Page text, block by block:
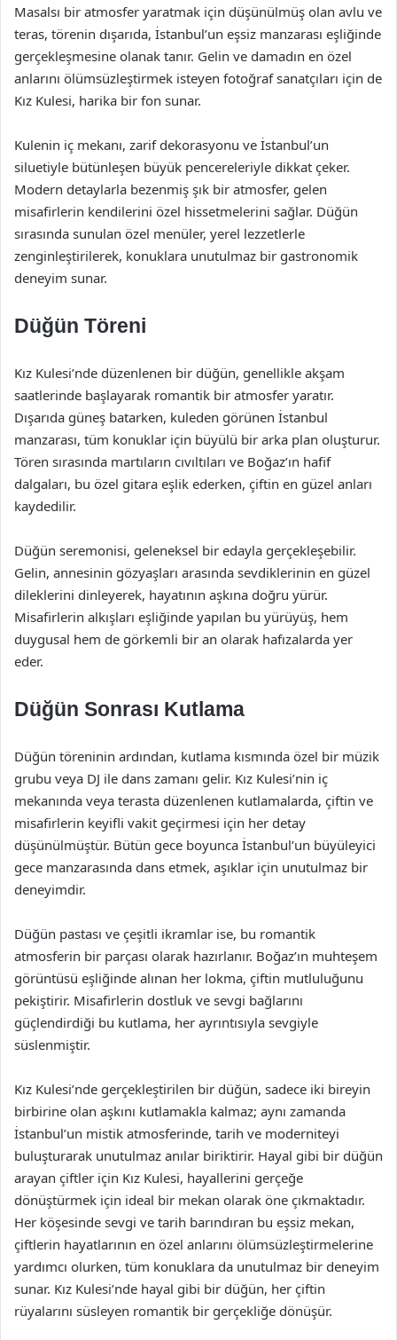
Masalsı bir atmosfer yaratmak için düşünülmüş olan avlu ve
teras, törenin dışarıda, İstanbul’un eşsiz manzarası eşliğinde
gerçekleşmesine olanak tanır. Gelin ve damadın en özel
anlarını ölümsüzleştirmek isteyen fotoğraf sanatçıları için de
Kız Kulesi, harika bir fon sunar.
Kulenin iç mekanı, zarif dekorasyonu ve İstanbul’un
siluetiyle bütünleşen büyük pencereleriyle dikkat çeker.
Modern detaylarla bezenmiş şık bir atmosfer, gelen
misafirlerin kendilerini özel hissetmelerini sağlar. Düğün
sırasında sunulan özel menüler, yerel lezzetlerle
zenginleştirilerek, konuklara unutulmaz bir gastronomik
deneyim sunar.
Düğün Töreni
Kız Kulesi’nde düzenlenen bir düğün, genellikle akşam
saatlerinde başlayarak romantik bir atmosfer yaratır.
Dışarıda güneş batarken, kuleden görünen İstanbul
manzarası, tüm konuklar için büyülü bir arka plan oluşturur.
Tören sırasında martıların cıvıltıları ve Boğaz’ın hafif
dalgaları, bu özel gitara eşlik ederken, çiftin en güzel anları
kaydedilir.
Düğün seremonisi, geleneksel bir edayla gerçekleşebilir.
Gelin, annesinin gözyaşları arasında sevdiklerinin en güzel
dileklerini dinleyerek, hayatının aşkına doğru yürür.
Misafirlerin alkışları eşliğinde yapılan bu yürüyüş, hem
duygusal hem de görkemli bir an olarak hafızalarda yer
eder.
Düğün Sonrası Kutlama
Düğün töreninin ardından, kutlama kısmında özel bir müzik
grubu veya DJ ile dans zamanı gelir. Kız Kulesi’nin iç
mekanında veya terasta düzenlenen kutlamalarda, çiftin ve
misafirlerin keyifli vakit geçirmesi için her detay
düşünülmüştür. Bütün gece boyunca İstanbul’un büyüleyici
gece manzarasında dans etmek, aşıklar için unutulmaz bir
deneyimdir.
Düğün pastası ve çeşitli ikramlar ise, bu romantik
atmosferin bir parçası olarak hazırlanır. Boğaz’ın muhteşem
görüntüsü eşliğinde alınan her lokma, çiftin mutluluğunu
pekiştirir. Misafirlerin dostluk ve sevgi bağlarını
güçlendirdiği bu kutlama, her ayrıntısıyla sevgiyle
süslenmiştir.
Kız Kulesi’nde gerçekleştirilen bir düğün, sadece iki bireyin
birbirine olan aşkını kutlamakla kalmaz; aynı zamanda
İstanbul’un mistik atmosferinde, tarih ve moderniteyi
buluşturarak unutulmaz anılar biriktirir. Hayal gibi bir düğün
arayan çiftler için Kız Kulesi, hayallerini gerçeğe
dönüştürmek için ideal bir mekan olarak öne çıkmaktadır.
Her köşesinde sevgi ve tarih barındıran bu eşsiz mekan,
çiftlerin hayatlarının en özel anlarını ölümsüzleştirmelerine
yardımcı olurken, tüm konuklara da unutulmaz bir deneyim
sunar. Kız Kulesi’nde hayal gibi bir düğün, her çiftin
rüyalarını süsleyen romantik bir gerçekliğe dönüşür.